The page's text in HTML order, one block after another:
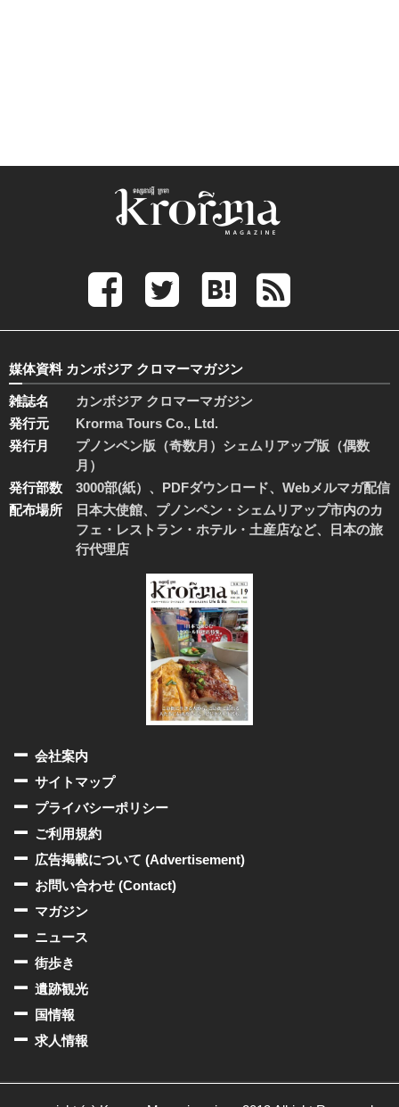
媒体資料 カンボジア クロマーマガジン
雑誌名
カンボジア クロマーマガジン
発行元
Krorma Tours Co., Ltd.
発行月
プノンペン版（奇数月）シェムリアップ版（偶数
月）
発行部数
3000部(紙）、PDFダウンロード、Webメルマガ配信
配布場所
日本大使館、プノンペン・シェムリアップ市内のカ
フェ・レストラン・ホテル・土産店など、日本の旅
行代理店
会社案内
サイトマップ
プライバシーポリシー
ご利用規約
広告掲載について (Advertisement)
お問い合わせ (Contact)
マガジン
ニュース
街歩き
遺跡観光
国情報
求人情報